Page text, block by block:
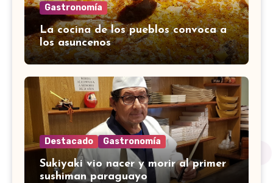
Gastronomía
La cocina de los pueblos convoca a
los asuncenos
Destacado Gastronomía
Sukiyaki vio nacer y morir al primer
sushiman paraguayo